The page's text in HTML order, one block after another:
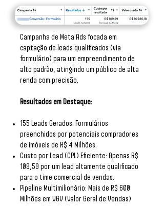
Campanha de Meta Ads focada em
captação de leads qualificados (via
formulário) para um empreendimento de
alto padrão, atingindo um público de alta
renda com precisão.
Resultados em Destaque:
155 Leads Gerados: Formulários
preenchidos por potenciais compradores
de imóveis de R$ 4 Milhões.
Custo por Lead (CPL) Eficiente: Apenas R$
109,59 por um lead altamente qualificado
para o time comercial de vendas.
Pipeline Multimilionário: Mais de R$ 600
Milhões em VGV (Valor Geral de Vendas)